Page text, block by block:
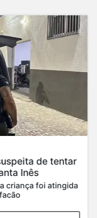
de tentar
Inês
criança foi atingida